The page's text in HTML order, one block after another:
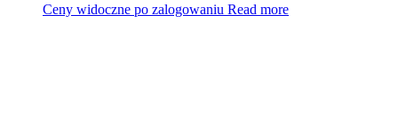
Ceny widoczne po zalogowaniu Read more